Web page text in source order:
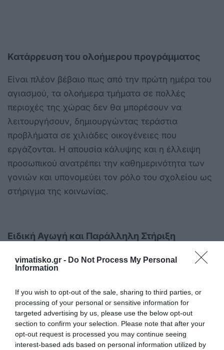
vimatisko.gr - Do Not Process My Personal
Information
If you wish to opt-out of the sale, sharing to third parties, or
processing of your personal or sensitive information for
targeted advertising by us, please use the below opt-out
section to confirm your selection. Please note that after your
opt-out request is processed you may continue seeing
interest-based ads based on personal information utilized by
Κατάρρευση του ολοήμερου προγράμματος
Είναι πλέον βέβαιο πως από την πρώτη ημέρα του
αγιασμού, τα ολοήμερα τμήματα σε πολλές
περιοχές της χώρας δεν θα μπορέσουν να
λειτουργήσουν, δημιουργώντας τεράστια
προβλήματα σε χιλιάδες οικογένειες που
εργάζονται. Η απουσία κάλυψης και η έλλειψη
προσωπικού ανατρέπει την καθημερινότητα των
γονιών και υπονομεύει τον ρόλο του σχολείου ως
στήριγμα της κοινωνίας.
Ειδική Αγωγή και Παράλληλη Στήριξη
Η κατάσταση στην Ειδική Αγωγή είναι εξίσου
δραματική. Μόλις το 25% των εγκεκριμένων
καλύφθηκε στην Α’ Φάση. Χιλιάδες μαθητές με
αναγνωρισμένες ειδικές εκπαιδευτικές ανάγκες,
παρόλο που διαθέτουν επίσημη γνωμάτευση, θα
μείνουν χωρίς εκπαιδευτική υποστήριξη – ακόμη